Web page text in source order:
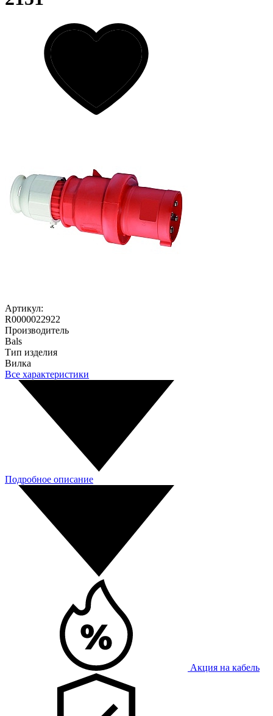
Артикул:
R0000022922
Производитель
Bals
Тип изделия
Вилка
Все характеристики
Подробное описание
Акция на кабель